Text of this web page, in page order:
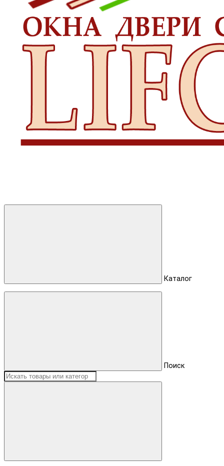
Каталог
Поиск